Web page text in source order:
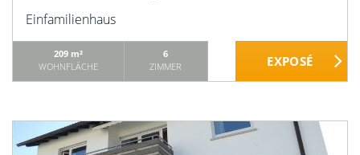
Einfamilienhaus
209 m²
WOHNFLÄCHE
6
ZIMMER